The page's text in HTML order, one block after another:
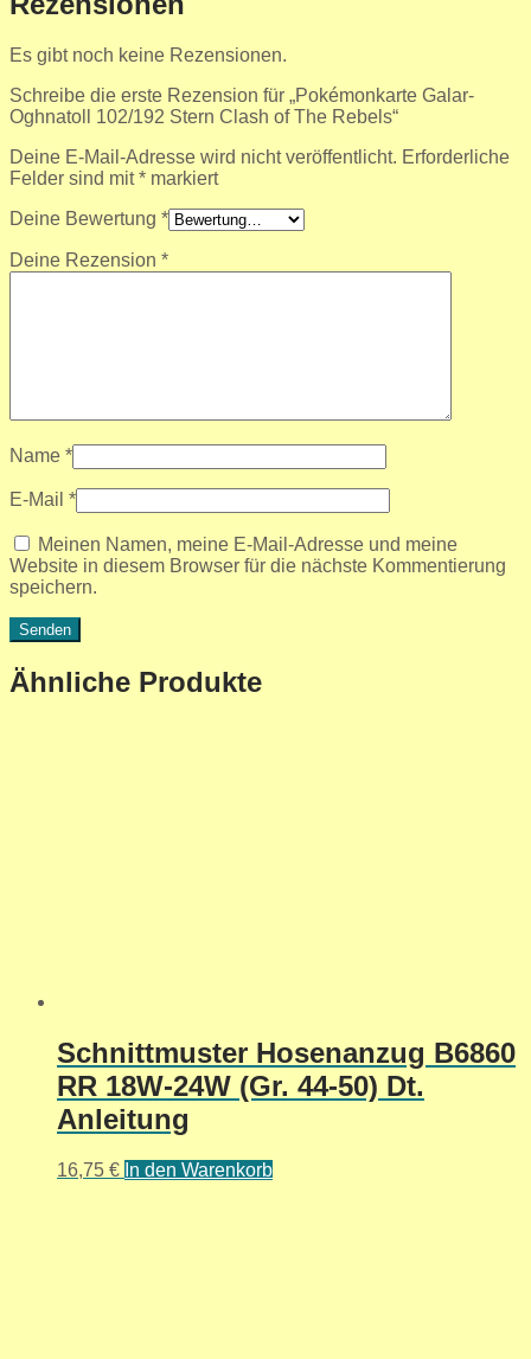
Es gibt noch keine Rezensionen.
Schreibe die erste Rezension für „Pokémonkarte Galar-
Oghnatoll 102/192 Stern Clash of The Rebels“
Deine E-Mail-Adresse wird nicht veröffentlicht. Erforderliche
Felder sind mit* markiert
Deine Bewertung *
Deine Rezension *
Name *
E-Mail *
Meinen Namen, meine E-Mail-Adresse und meine
Website in diesem Browser für die nächste Kommentierung
speichern.
Ähnliche Produkte
Schnittmuster Hosenanzug B6860
RR 18W-24W (Gr. 44-50) Dt.
Anleitung
16,75 € In den Warenkorb